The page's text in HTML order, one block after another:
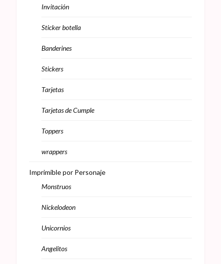
Invitación
Sticker botella
Banderines
Stickers
Tarjetas
Tarjetas de Cumple
Toppers
wrappers
Imprimible por Personaje
Monstruos
Nickelodeon
Unicornios
Angelitos